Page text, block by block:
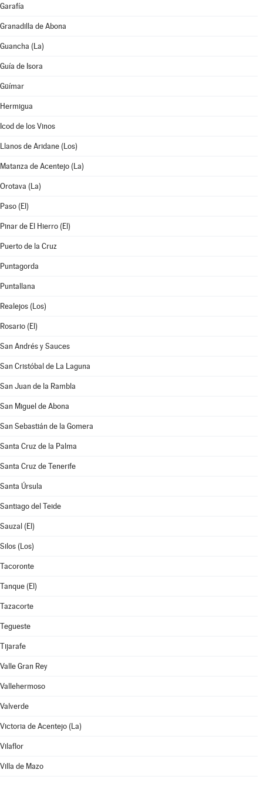
Garafía
Granadilla de Abona
Guancha (La)
Guía de Isora
Güímar
Hermigua
Icod de los Vinos
Llanos de Aridane (Los)
Matanza de Acentejo (La)
Orotava (La)
Paso (El)
Pinar de El Hierro (El)
Puerto de la Cruz
Puntagorda
Puntallana
Realejos (Los)
Rosario (El)
San Andrés y Sauces
San Cristóbal de La Laguna
San Juan de la Rambla
San Miguel de Abona
San Sebastián de la Gomera
Santa Cruz de la Palma
Santa Cruz de Tenerife
Santa Úrsula
Santiago del Teide
Sauzal (El)
Silos (Los)
Tacoronte
Tanque (El)
Tazacorte
Tegueste
Tijarafe
Valle Gran Rey
Vallehermoso
Valverde
Victoria de Acentejo (La)
Vilaflor
Villa de Mazo